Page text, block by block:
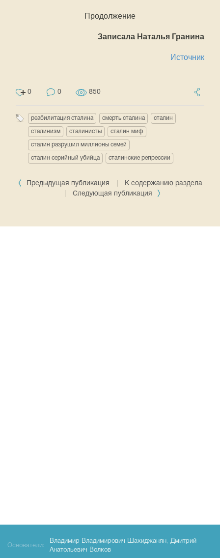
Продолжение
Записала Наталья Гранина
Источник
0 0 850
реабилитация сталина смерть сталина сталин
сталинизм сталинисты сталин миф
сталин разрушил миллионы семей
сталин серийный убийца сталинские репрессии
Предыдущая публикация
К содержанию раздела
Следующая публикация
Основатели:
Владимир Владимирович Шахиджанян, Дмитрий
Анатольевич Волков